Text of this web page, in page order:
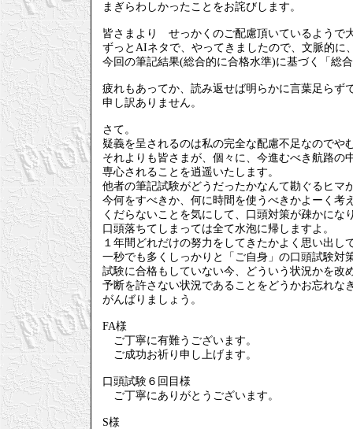
まぎらわしかったことをお詫びします。
皆さまより せっかくのご配慮頂いているよう
ずっとAIネタで、やってきましたので、文脈的に
今回の筆記結果(総合的に合格水準)に基づく「総
疲れもあってか、読み返せば明らかに言葉足らず
申し訳ありません。
さて。
疑義を呈されるのは私の完全な配慮不足なのでや
それよりも皆さまが、個々に、今進むべき航路の
専心されることを逍遥いたします。
他者の筆記試験がどうだったかなんて勘ぐるヒマ
今何をすべきか、何に時間を使うべきかよーく考
くだらないことを気にして、口頭対策が疎かにな
口頭落ちてしまっては全て水泡に帰しますよ。
１年間どれだけの努力をしてきたかよく思い出し
一秒でも多くしっかりと「ご自身」の口頭試験対
試験に合格もしていない今、どういう状況かを改
予断を許さない状況であることをどうかお忘れな
がんばりましょう。
FA様
ご丁寧に有難うございます。
ご成功お祈り申し上げます。
口頭試験６回目様
ご丁寧にありがとうございます。
S様